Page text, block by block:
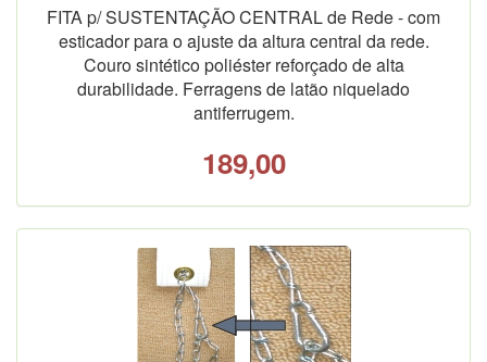
FITA p/ SUSTENTAÇÃO CENTRAL de Rede - com
esticador para o ajuste da altura central da rede.
Couro sintético poliéster reforçado de alta
durabilidade. Ferragens de latão niquelado
antiferrugem.
189,00